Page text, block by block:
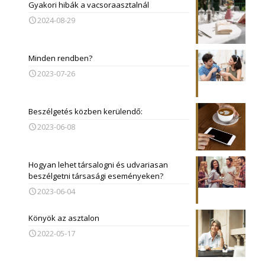
Gyakori hibák a vacsoraasztalnál
2024-08-29
Minden rendben?
2023-07-26
Beszélgetés közben kerülendő:
2023-06-08
Hogyan lehet társalogni és udvariasan
beszélgetni társasági eseményeken?
2023-06-04
Könyök az asztalon
2022-05-17